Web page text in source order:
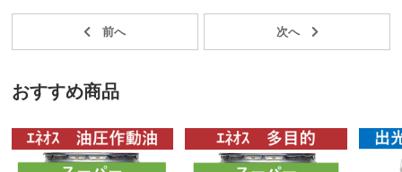
おすすめ商品